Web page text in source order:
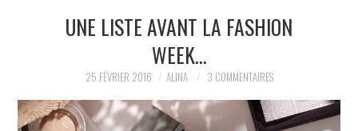
UNE LISTE AVANT LA FASHION
WEEK…
25 FÉVRIER 2016 ALINA 3 COMMENTAIRES